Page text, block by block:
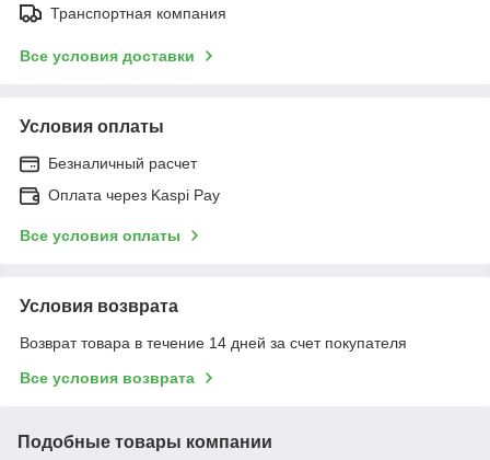
Транспортная компания
Все условия доставки
Условия оплаты
Безналичный расчет
Оплата через Kaspi Pay
Все условия оплаты
Условия возврата
Возврат товара в течение 14 дней за счет покупателя
Все условия возврата
Подобные товары компании